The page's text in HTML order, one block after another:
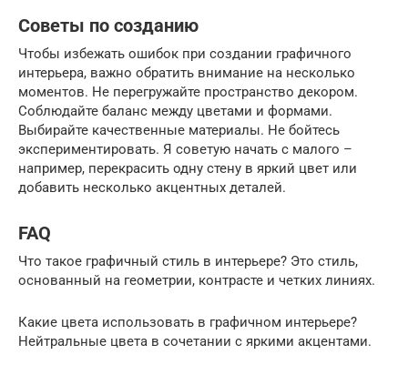
Советы по созданию
Чтобы избежать ошибок при создании графичного
интерьера, важно обратить внимание на несколько
моментов. Не перегружайте пространство декором.
Соблюдайте баланс между цветами и формами.
Выбирайте качественные материалы. Не бойтесь
экспериментировать. Я советую начать с малого –
например, перекрасить одну стену в яркий цвет или
добавить несколько акцентных деталей.
FAQ
Что такое графичный стиль в интерьере? Это стиль,
основанный на геометрии, контрасте и четких линиях.
Какие цвета использовать в графичном интерьере?
Нейтральные цвета в сочетании с яркими акцентами.